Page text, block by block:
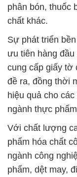
cung cấp giấy tờ
đề ra, đồng thời
hiệu quả cho
ngành thực phẩm.
Với chất lượng
phẩm hóa chất
ngành công
phẩm, dệt may,
khác. Chúng tôi
chất chất lượng
môi trường trong
Chúng tôi tận